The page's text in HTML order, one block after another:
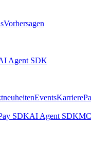
Vorhersagen
Agent SDK
EventsKarriere
SDKAI Agent SDK